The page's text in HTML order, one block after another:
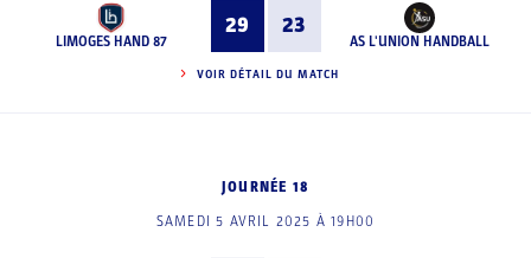
LIMOGES HAND 87
29 23
AS L'UNION HANDBALL
VOIR DÉTAIL DU MATCH
JOURNÉE 18
SAMEDI 5 AVRIL 2025 À 19H00